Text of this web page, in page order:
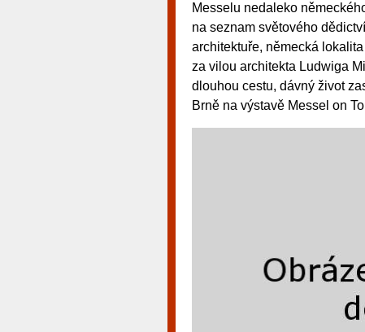
Messelu nedaleko
na seznam světového
architektuře, německá
za vilou architekta Ludwiga
dlouhou cestu, dávný život
Brně na výstavě Messel on
návštěvníky, tak pro příležitostné